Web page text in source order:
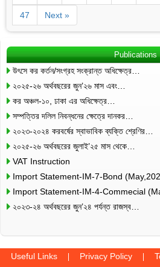
47 Next »
Publications
উৎসে কর কর্তন/সংগ্রহ সংক্রান্ত অধিক্ষেত্র…
২০২৫-২৬ অর্থবছরের জুন’২৬ মাস এবং…
কর অঞ্চল-১০, ঢাকা এর অধিক্ষেত্র…
সম্পত্তির দলিল নিবন্ধনের ক্ষেত্রে দানকর…
২০২৩-২০২৪ করবর্ষের স্বাভাবিক ব্যক্তি শ্রেণির…
২০২৫-২৬ অর্থবছরের জুলাই’২৫ মাস থেকে…
VAT Instruction
Import Statement-IM-7-Bond
Import Statement-IM-4-Commecial
২০২৩-২৪ অর্থবছরের জুন’২৪ পর্যন্ত রাজস্ব…
Useful Links Privacy Policy